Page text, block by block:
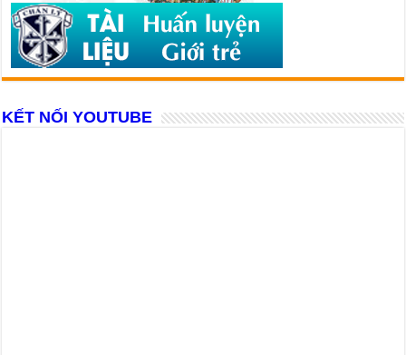
KẾT NỐI YOUTUBE